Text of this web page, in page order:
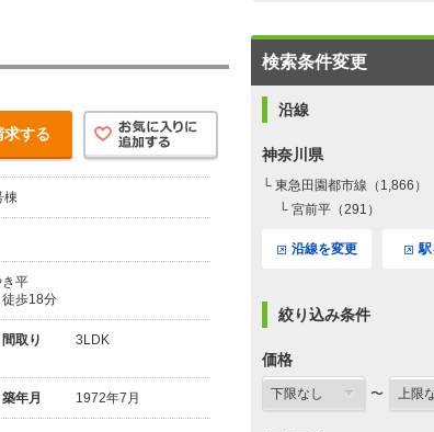
求する
棟
平
歩18分
間取り 3LDK
築年月 1972年7月
検索条件変更
沿線
神奈川県
└ 東急田園都市線（1,866）
└ 宮前平（291）
沿線を変更 駅
絞り込み条件
価格
〜